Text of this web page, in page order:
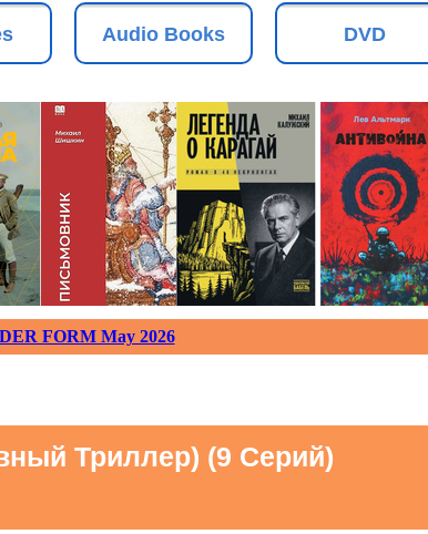
Audio Books DVD
FORM May 2026
Триллер) (9 Серий)